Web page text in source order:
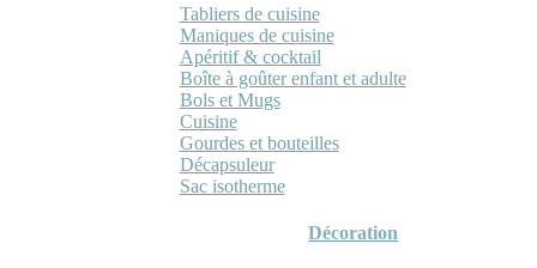
Tabliers de cuisine
Maniques de cuisine
Apéritif & cocktail
Boîte à goûter enfant et adulte
Bols et Mugs
Cuisine
Gourdes et bouteilles
Décapsuleur
Sac isotherme
Décoration